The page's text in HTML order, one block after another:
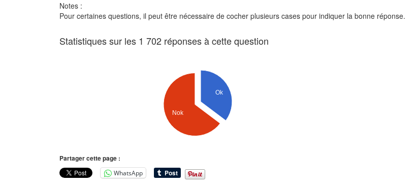
Notes :
Pour certaines questions, il peut être nécessaire de cocher plusieurs cases pour indiquer la bonne réponse.
Statistiques sur les 1 702 réponses à cette question
Ok
Nok
Partager cette page :
WhatsApp